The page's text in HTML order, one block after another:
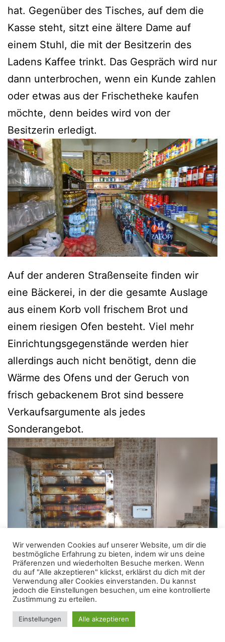
hat. Gegenüber des Tisches, auf dem die
Kasse steht, sitzt eine ältere Dame auf
einem Stuhl, die mit der Besitzerin des
Ladens Kaffee trinkt. Das Gespräch wird nur
dann unterbrochen, wenn ein Kunde zahlen
oder etwas aus der Frischetheke kaufen
möchte, denn beides wird von der
Besitzerin erledigt.
Auf der anderen Straßenseite finden wir
eine Bäckerei, in der die gesamte Auslage
aus einem Korb voll frischem Brot und
einem riesigen Ofen besteht. Viel mehr
Einrichtungsgegenstände werden hier
allerdings auch nicht benötigt, denn die
Wärme des Ofens und der Geruch von
frisch gebackenem Brot sind bessere
Verkaufsargumente als jedes
Sonderangebot.
Nüsse, Kiwis und
Baumwolle
Unser Zelt schlagen wir an diesem Abend in